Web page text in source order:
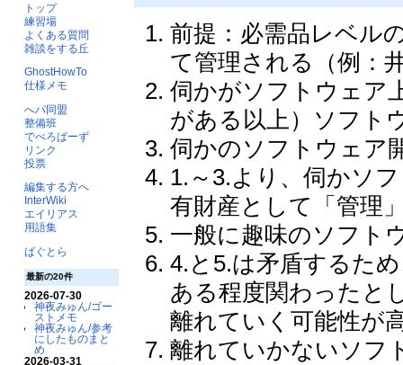
トップ
練習場
よくある質問
雑談をする丘
GhostHowTo
仕様メモ
へパ同盟
整備班
でべろぱーず
リンク
投票
編集する方へ
InterWiki
エイリアス
用語集
ばぐとら
最新の20件
2026-07-30
神夜みゅん/ゴー
ストメモ
神夜みゅん/参考
にしたものまと
め
2026-03-31
前提：必需品レベル
て管理される（例：
伺かがソフトウェア
がある以上）ソフト
伺かのソフトウェア
1.～3.より、伺かソ
有財産として「管理
一般に趣味のソフト
4.と5.は矛盾するた
ある程度関わったと
離れていく可能性が
離れていかないソフ